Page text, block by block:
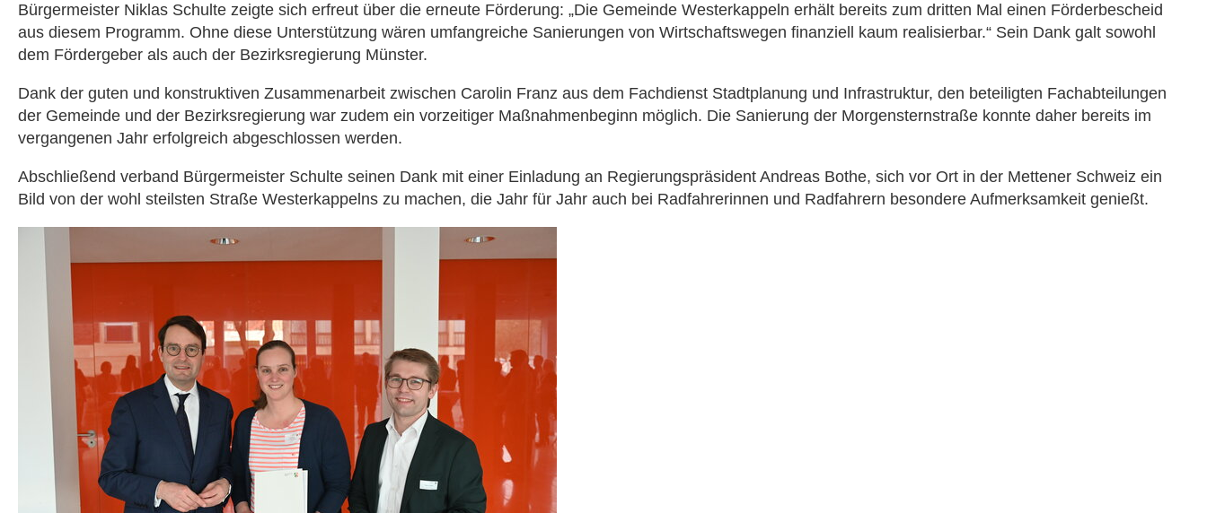
Bürgermeister Niklas Schulte zeigte sich erfreut über die erneute Förderung: „Die Gemeinde Westerkappeln erhält bereits zum dritten Mal einen Förderbescheid
aus diesem Programm. Ohne diese Unterstützung wären umfangreiche Sanierungen von Wirtschaftswegen finanziell kaum realisierbar.“ Sein Dank galt sowohl
dem Fördergeber als auch der Bezirksregierung Münster.
Dank der guten und konstruktiven Zusammenarbeit zwischen Carolin Franz aus dem Fachdienst Stadtplanung und Infrastruktur, den beteiligten Fachabteilungen
der Gemeinde und der Bezirksregierung war zudem ein vorzeitiger Maßnahmenbeginn möglich. Die Sanierung der Morgensternstraße konnte daher bereits im
vergangenen Jahr erfolgreich abgeschlossen werden.
Abschließend verband Bürgermeister Schulte seinen Dank mit einer Einladung an Regierungspräsident Andreas Bothe, sich vor Ort in der Mettener Schweiz ein
Bild von der wohl steilsten Straße Westerkappelns zu machen, die Jahr für Jahr auch bei Radfahrerinnen und Radfahrern besondere Aufmerksamkeit genießt.